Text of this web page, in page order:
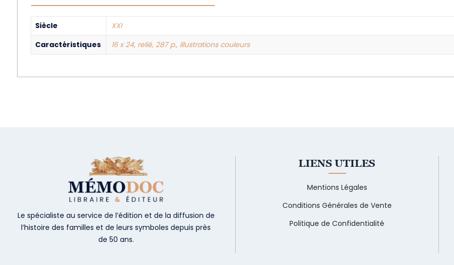
Siècle
XXI
Caractéristiques
16 x 24, relié, 287 p., illustrations couleurs
Le spécialiste au service de l’édition et de la diffusion de
l’histoire des familles et de leurs symboles depuis près
de 50 ans.
LIENS UTILES
Mentions Légales
Conditions Générales de Vente
Politique de Confidentialité